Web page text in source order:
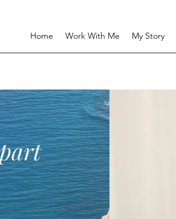
Home Work With Me My Story